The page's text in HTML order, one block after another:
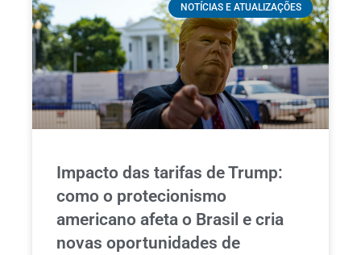
NOTÍCIAS E ATUALIZAÇÕES
Impacto das tarifas de Trump:
como o protecionismo
americano afeta o Brasil e cria
novas oportunidades de